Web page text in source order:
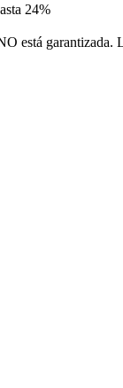
24%
está